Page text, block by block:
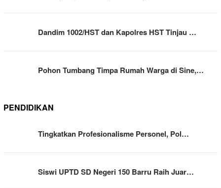
Dandim 1002/HST dan Kapolres HST Tinjau …
Pohon Tumbang Timpa Rumah Warga di Sine,…
PENDIDIKAN
Tingkatkan Profesionalisme Personel, Pol…
Siswi UPTD SD Negeri 150 Barru Raih Juar…